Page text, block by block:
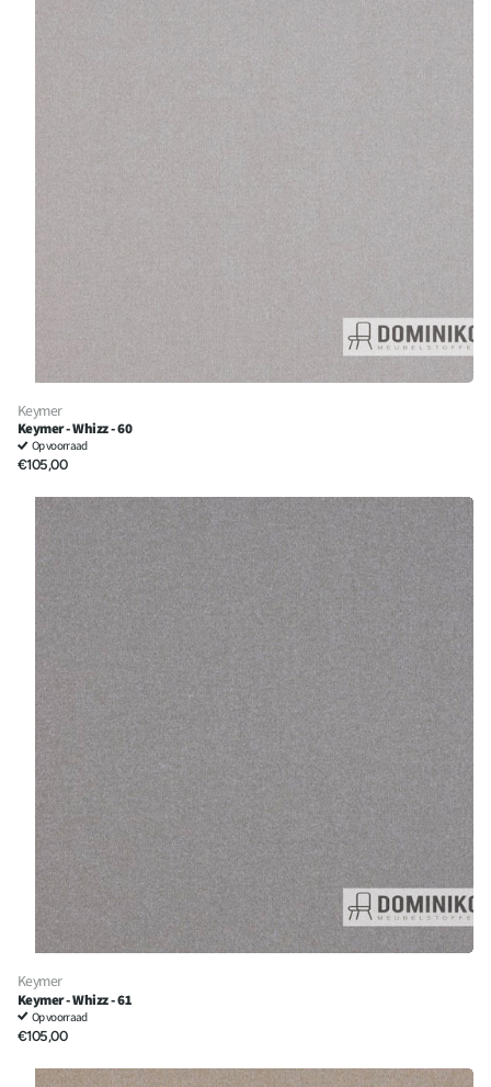
Keymer
Keymer - Whizz - 60
Op voorraad
€105,00
Keymer
Keymer - Whizz - 61
Op voorraad
€105,00